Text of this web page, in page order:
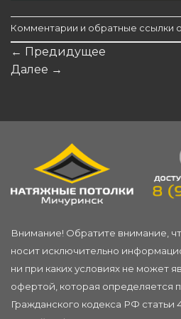
Комментарии и обратные ссылки
← Предидущее
Далее →
Внимание! Обратите внимание,
носит исключительно
ни при каких условиях не может
офертой, которая определяется
Гражданского кодекса РФ статьи